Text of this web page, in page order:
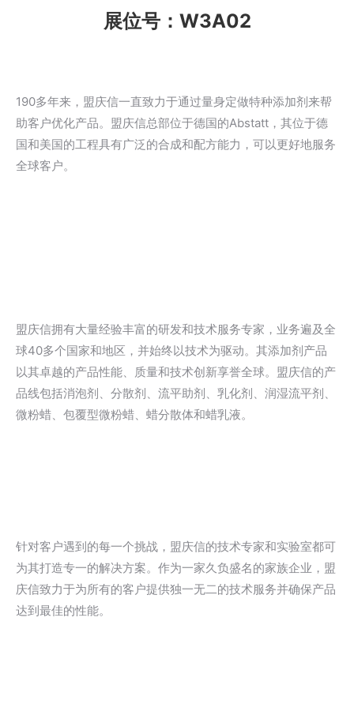
展位号：W3A02
190多年来，盟庆信一直致力于通过量身定做特种添加剂来帮
助客户优化产品。盟庆信总部位于德国的Abstatt，其位于德
国和美国的工程具有广泛的合成和配方能力，可以更好地服务
全球客户。
盟庆信拥有大量经验丰富的研发和技术服务专家，业务遍及全
球40多个国家和地区，并始终以技术为驱动。其添加剂产品
以其卓越的产品性能、质量和技术创新享誉全球。盟庆信的产
品线包括消泡剂、分散剂、流平助剂、乳化剂、润湿流平剂、
微粉蜡、包覆型微粉蜡、蜡分散体和蜡乳液。
针对客户遇到的每一个挑战，盟庆信的技术专家和实验室都可
为其打造专一的解决方案。作为一家久负盛名的家族企业，盟
庆信致力于为所有的客户提供独一无二的技术服务并确保产品
达到最佳的性能。